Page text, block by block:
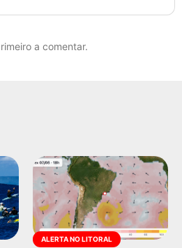
a comentar.
ALERTA NO LITORAL